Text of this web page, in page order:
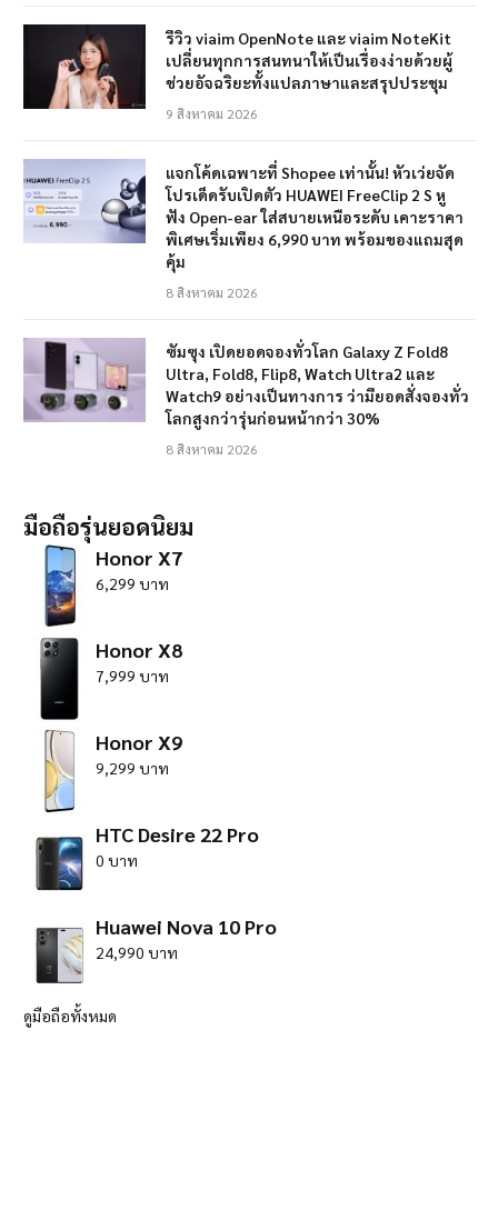
รีวิว viaim OpenNote และ viaim NoteKit
เปลี่ยนทุกการสนทนาให้เป็นเรื่องง่ายด้วยผู้
ช่วยอัจฉริยะทั้งแปลภาษาและสรุปประชุม
9 สิงหาคม 2026
แจกโค้ดเฉพาะที่ Shopee เท่านั้น! หัวเว่ยจัด
โปรเด็ดรับเปิดตัว HUAWEI FreeClip 2 S หู
ฟัง Open-ear ใส่สบายเหนือระดับ เคาะราคา
พิเศษเริ่มเพียง 6,990 บาท พร้อมของแถมสุด
คุ้ม
8 สิงหาคม 2026
ซัมซุง เปิดยอดจองทั่วโลก Galaxy Z Fold8
Ultra, Fold8, Flip8, Watch Ultra2 และ
Watch9 อย่างเป็นทางการ ว่ามียอดสั่งจองทั่ว
โลกสูงกว่ารุ่นก่อนหน้ากว่า 30%
8 สิงหาคม 2026
มือถือรุ่นยอดนิยม
Honor X7
6,299 บาท
Honor X8
7,999 บาท
Honor X9
9,299 บาท
HTC Desire 22 Pro
0 บาท
Huawei Nova 10 Pro
24,990 บาท
ดูมือถือทั้งหมด